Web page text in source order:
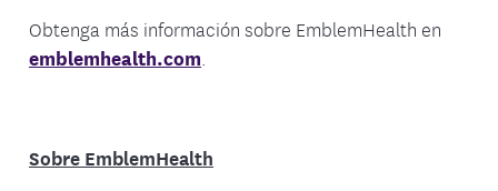
Obtenga más información sobre EmblemHealth en
emblemhealth.com
Sobre EmblemHealth